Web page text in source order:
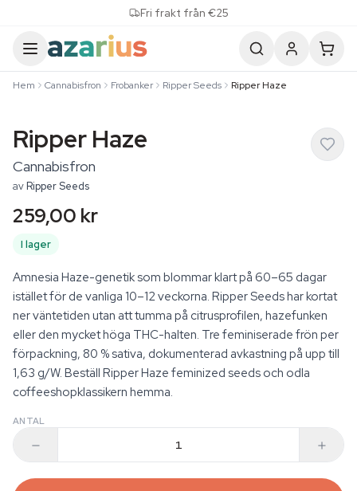
Fri frakt från €25
Hem Cannabisfron Frobanker Ripper Seeds Ripper Haze
Ripper Haze
Cannabisfron
avRipper Seeds
259,00 kr
I lager
Amnesia Haze-genetik som blommar klart på 60–65 dagar
istället för de vanliga 10–12 veckorna. Ripper Seeds har kortat
ner väntetiden utan att tumma på citrusprofilen, hazefunken
eller den mycket höga THC-halten. Tre feminiserade frön per
förpackning, 80 % sativa, dokumenterad avkastning på upp till
1,63 g/W. Beställ Ripper Haze feminized seeds och odla
coffeeshopklassikern hemma.
ANTAL